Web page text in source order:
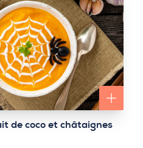
de coco et châtaignes